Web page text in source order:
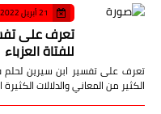
21 أبريل 2022
تعرف على
للفتاة العزباء
تعرف على تفسير ابن سيرين لحلم
الكثير من المعاني والدلالات